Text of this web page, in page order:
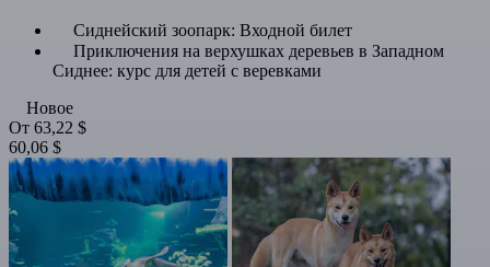
Сиднейский зоопарк: Входной билет
Приключения на верхушках деревьев в Западном
Сиднее: курс для детей с веревками
Новое
От 63,22 $
60,06 $